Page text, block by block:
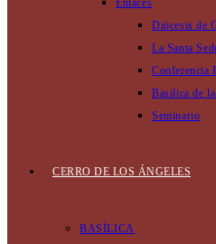
Enlaces
Diócesis de
La Santa
Conferencia
Basilica de
Seminario
CERRO DE LOS ÁNGELES
BASÍLICA